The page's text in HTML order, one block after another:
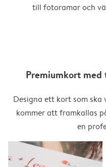
till fotoramar och
Premiumkort
Designa ett kort som
kommer att framkallas
en